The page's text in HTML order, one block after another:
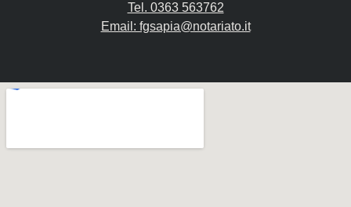
Tel. 0363 563762
Email: fgsapia@notariato.it